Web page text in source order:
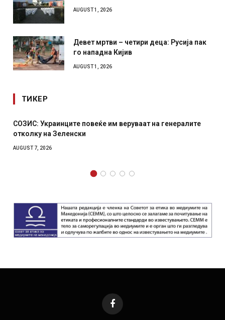
AUGUST 1, 2026
Девет мртви – четири деца: Русија пак
го нападна Кијив
AUGUST 1, 2026
ТИКЕР
им веруваат на генералите
Рачна бомба
Facebook